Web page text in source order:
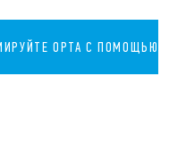
OPTA С ПОМОЩЬЮ